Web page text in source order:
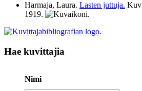
Harmaja, Laura. Lasten juttuja.
1919.
Hae kuvittajia
Nimi